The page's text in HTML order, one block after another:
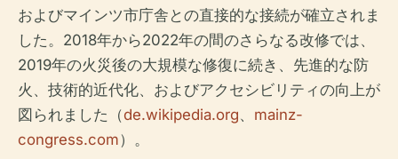
およびマインツ市庁舎との直接的な接続が確立されま
した。2018年から2022年の間のさらなる改修では、
2019年の火災後の大規模な修復に続き、先進的な防
火、技術的近代化、およびアクセシビリティの向上が
図られました（de.wikipedia.org、 mainz-
congress.com）。